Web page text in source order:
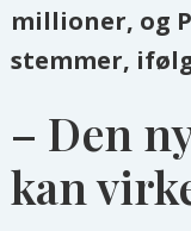
millioner, og
stemmer,
– Den
kan